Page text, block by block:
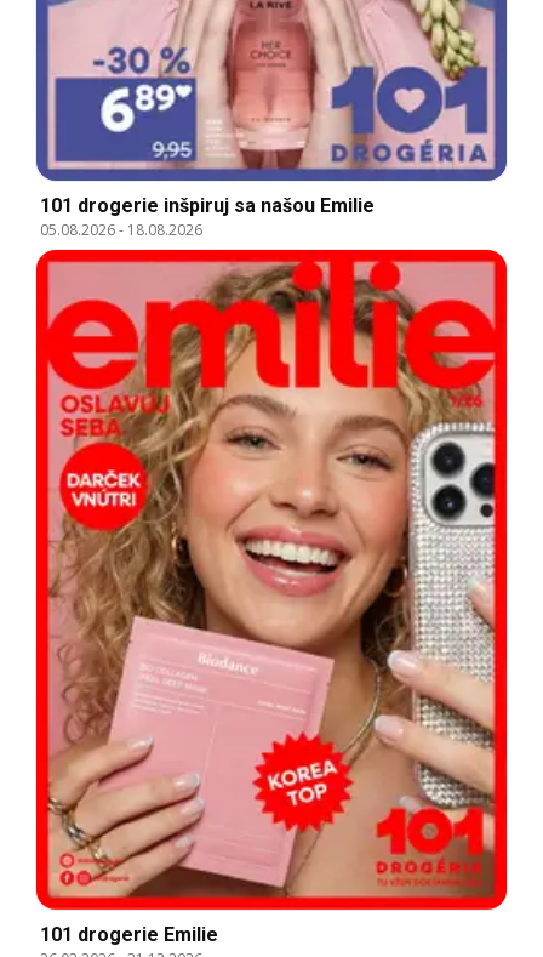
101 drogerie inšpiruj sa našou Emilie
05.08.2026- 18.08.2026
101 drogerie Emilie